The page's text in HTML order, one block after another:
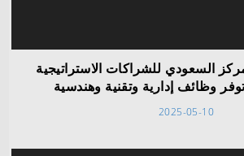
السعودي للشراكات الاستراتيجية
وظائف إدارية وتقنية وهندسية
2025-05-10